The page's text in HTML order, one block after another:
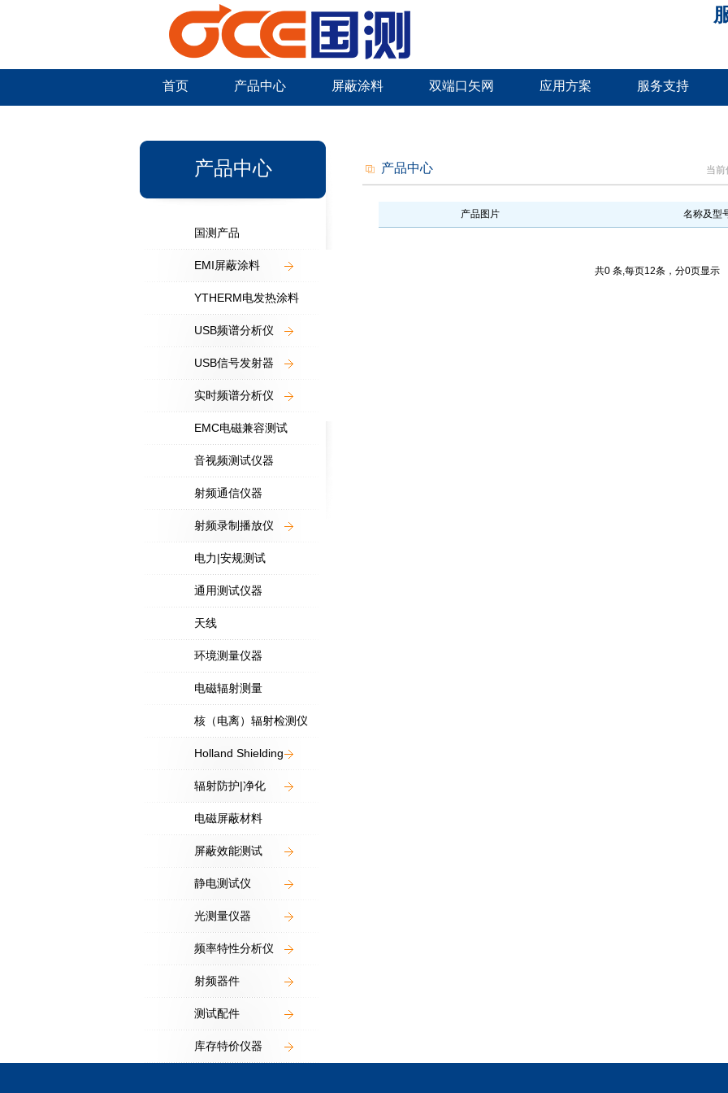
首页 产品中心 屏蔽涂料 双端口矢网 应用方案 服务支持
产品中心
国测产品
EMI屏蔽涂料
YTHERM电发热涂料
USB频谱分析仪
USB信号发射器
实时频谱分析仪
EMC电磁兼容测试
音视频测试仪器
射频通信仪器
射频录制播放仪
电力|安规测试
通用测试仪器
天线
环境测量仪器
电磁辐射测量
核（电离）辐射检测仪
Holland Shielding
辐射防护|净化
电磁屏蔽材料
屏蔽效能测试
静电测试仪
光测量仪器
频率特性分析仪
射频器件
测试配件
库存特价仪器
当前
产品中心
产品图片 名称及型
共0 条,每页12条，分0页显示